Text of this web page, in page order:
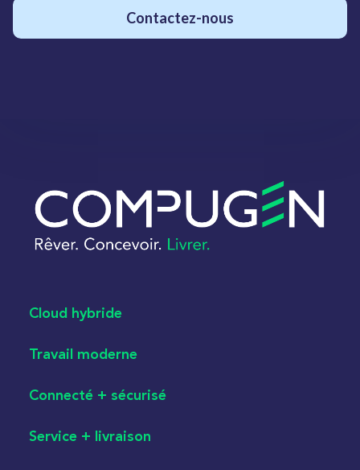
Cloud hybride
Travail moderne
Connecté + sécurisé
Service + livraison